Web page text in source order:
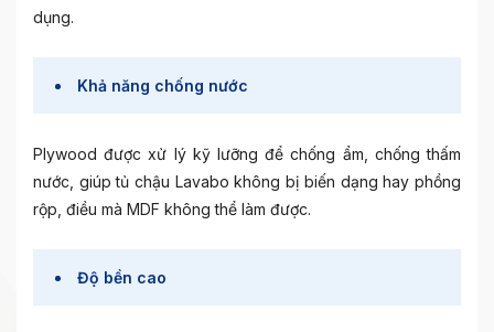
dụng.
Khả năng chống nước
Plywood được xử lý kỹ lưỡng để chống ẩm, chống thấm
nước, giúp tủ chậu Lavabo không bị biến dạng hay phồng
rộp, điều mà MDF không thể làm được.
Độ bền cao